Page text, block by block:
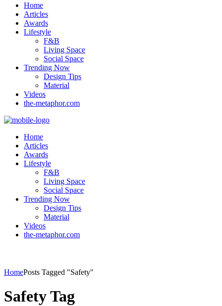
Home
Articles
Awards
Lifestyle
F&B
Living Space
Social Space
Trending Now
Design Tips
Material
Videos
the-metaphor.com
Home
Articles
Awards
Lifestyle
F&B
Living Space
Social Space
Trending Now
Design Tips
Material
Videos
the-metaphor.com
HomePosts Tagged "Safety"
Safety Tag